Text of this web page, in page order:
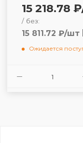
15 218.78
/ без:
15 811.72 ₽/шт
Ожидается